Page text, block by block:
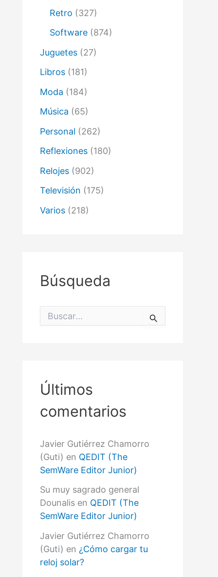
Retro (327)
Software (874)
Juguetes (27)
Libros (181)
Moda (184)
Música (65)
Personal (262)
Reflexiones (180)
Relojes (902)
Televisión (175)
Varios (218)
Búsqueda
Últimos
comentarios
Javier Gutiérrez Chamorro
(Guti) en QEDIT (The
SemWare Editor Junior)
Su muy sagrado general
Dounalis en QEDIT (The
SemWare Editor Junior)
Javier Gutiérrez Chamorro
(Guti) en ¿Cómo cargar tu
reloj solar?